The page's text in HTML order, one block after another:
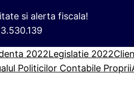
si alerta fiscala!
2022Legislatie 2022
Politicilor Contabile Proprii